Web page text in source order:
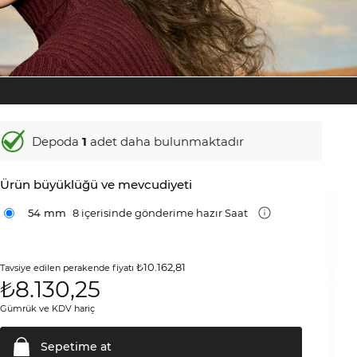
Depoda1 adet daha bulunmaktadır
Ürün büyüklüğü ve mevcudiyeti
54 mm8 içerisinde gönderime hazır Saat
Tavsiye edilen perakende fiyatı₺10.162,81
₺8.130,25
Gümrük ve KDV hariç
Sepetime at